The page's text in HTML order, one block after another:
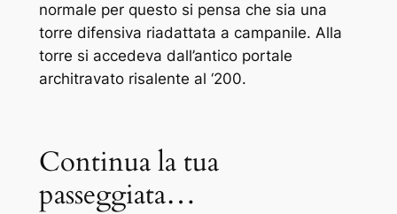
normale per questo si pensa che sia una
torre difensiva riadattata a campanile. Alla
torre si accedeva dall’antico portale
architravato risalente al ‘200.
Continua la tua
passeggiata…